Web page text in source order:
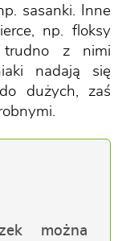
sasanki. Inne
np. floksy
trudno z nimi
nadają się
dużych, zaś
można